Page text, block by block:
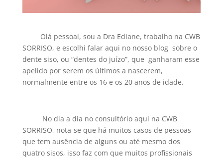
Olá pessoal, sou a Dra Ediane, trabalho na CWB
SORRISO, e escolhi falar aqui no nosso blog sobre o
dente siso, ou “dentes do juízo”, que ganharam esse
apelido por serem os últimos a nascerem,
normalmente entre os 16 e os 20 anos de idade.
No dia a dia no consultório aqui na CWB
SORRISO, nota-se que há muitos casos de pessoas
que tem ausência de alguns ou até mesmo dos
quatro sisos, isso faz com que muitos profissionais